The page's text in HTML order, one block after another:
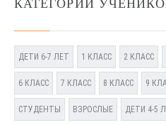
КАТЕГОРИИ
ДЕТИ 6-7 ЛЕТ 1 КЛАСС 2 КЛАСС
6 КЛАСС 7 КЛАСС 8 КЛАСС 9
СТУДЕНТЫ ВЗРОСЛЫЕ ДЕТИ 4-5